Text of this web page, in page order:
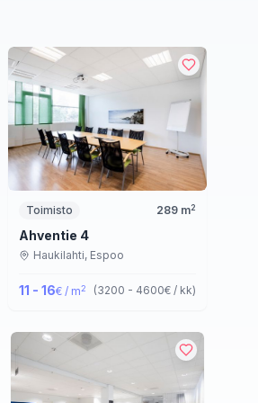
Toimisto 289m2
Ahventie 4
Haukilahti, Espoo
11 - 16€ / m2 (3200 - 4600€ / kk)